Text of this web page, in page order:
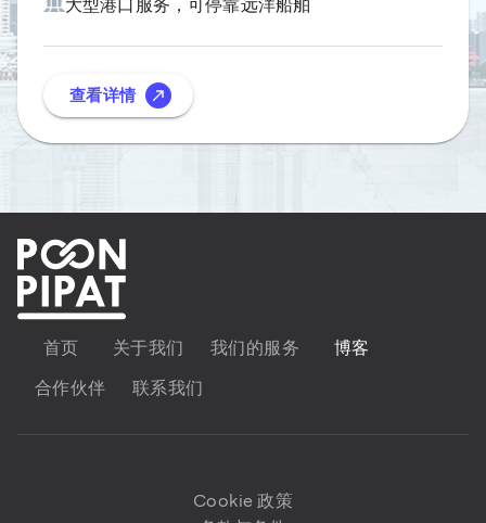
查看详情
首页 关于我们 我们的服务
博客
合作伙伴
联系我们
Cookie 政策